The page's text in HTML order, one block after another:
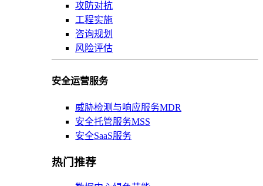
攻防对抗
工程实施
咨询规划
风险评估
安全运营服务
威胁检测与响应服务MDR
安全托管服务MSS
安全SaaS服务
热门推荐